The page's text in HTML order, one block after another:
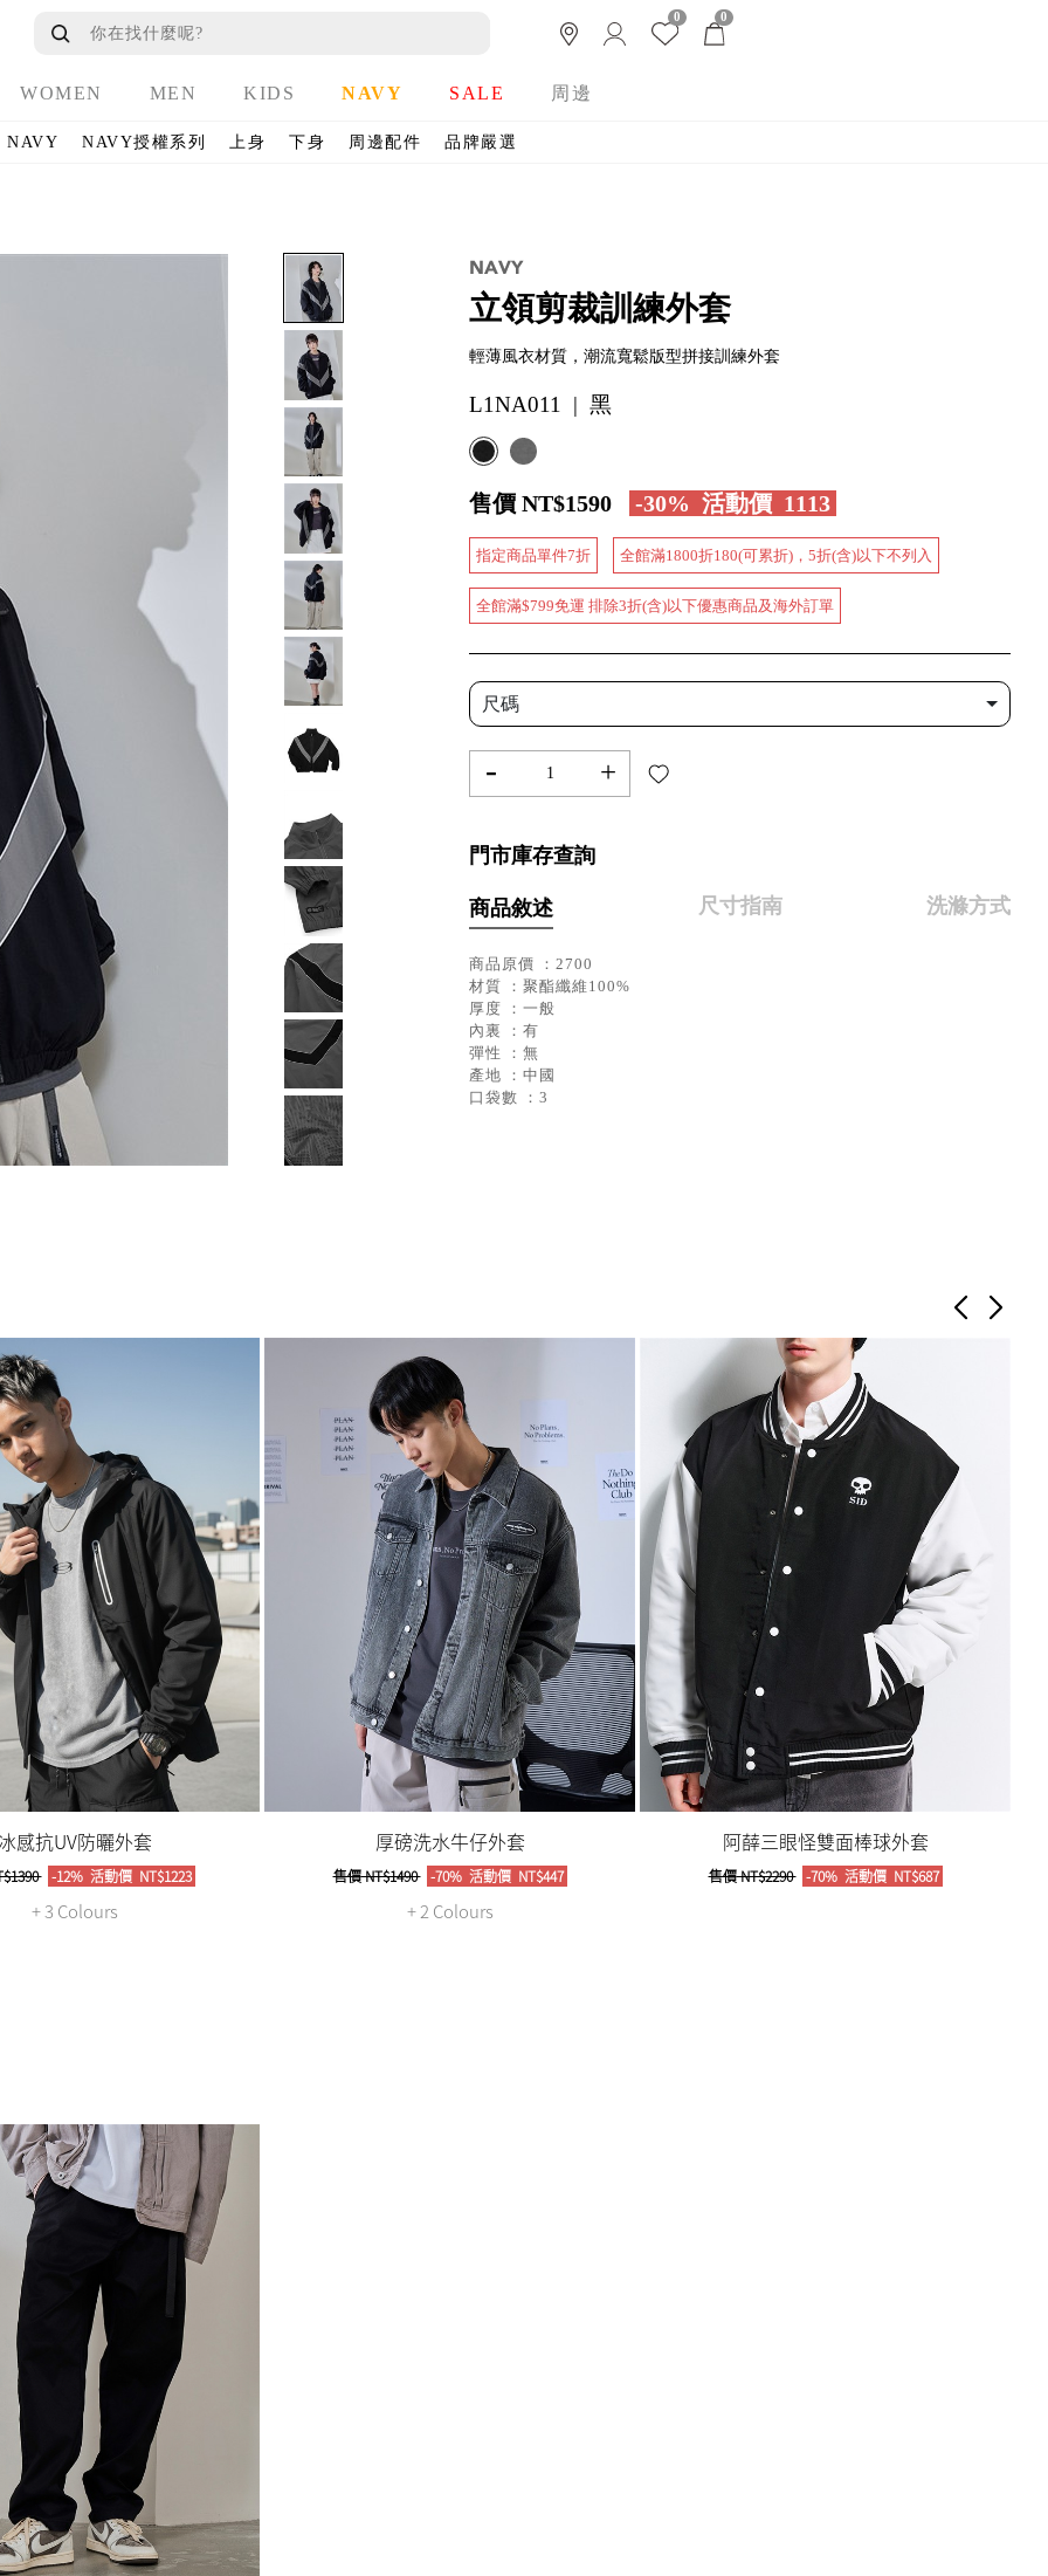
0 0
WOMEN MEN KIDS NAVY SALE 周邊
NAVY NAVY授權系列 上身 下身 周邊配件 品牌嚴選
立領剪裁訓練外套
輕薄風衣材質，潮流寬鬆版型拼接訓練外套
L1NA011 | 黑
售價 NT$1590 -30% 活動價 1113
指定商品單件7折 全館滿1800折180(可累折)，5折(含)以下不列入
全館滿$799免運 排除3折(含)以下優惠商品及海外訂單
尺碼
- +
門市庫存查詢
商品敘述 尺寸指南 洗滌方式
商品原價 ：2700
材質 ：聚酯纖維100%
厚度 ：一般
內裏 ：有
彈性 ：無
產地 ：中國
口袋數 ：3
感抗UV防曬外套
-12% 活動價NT$1223
+ 3 Colours
厚磅洗水牛仔外套
售價NT$1490 -70% 活動價NT$447
+ 2 Colours
阿薛三眼怪雙面棒球外套
售價NT$2290 -70% 活動價NT$687